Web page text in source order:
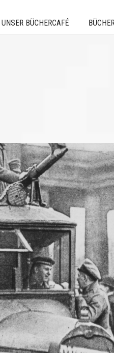
UNSER BÜCHERCAFÉ